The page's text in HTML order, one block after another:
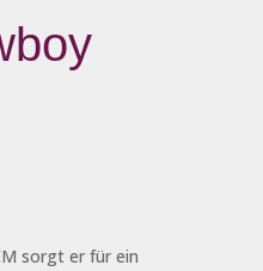
sorgt er für ein